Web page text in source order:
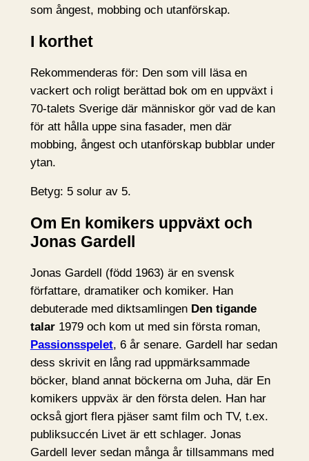
som ångest, mobbing och utanförskap.
I korthet
Rekommenderas för: Den som vill läsa en
vackert och roligt berättad bok om en uppväxt i
70-talets Sverige där människor gör vad de kan
för att hålla uppe sina fasader, men där
mobbing, ångest och utanförskap bubblar under
ytan.
Betyg: 5 solur av 5.
Om En komikers uppväxt och
Jonas Gardell
Jonas Gardell (född 1963) är en svensk
författare, dramatiker och komiker. Han
debuterade med diktsamlingen Den tigande
talar1979 och kom ut med sin första roman,
Passionsspelet, 6 år senare. Gardell har sedan
dess skrivit en lång rad uppmärksammade
böcker, bland annat böckerna om Juha, där En
komikers uppväx är den första delen. Han har
också gjort flera pjäser samt film och TV, t.ex.
publiksuccén Livet är ett schlager. Jonas
Gardell lever sedan många år tillsammans med